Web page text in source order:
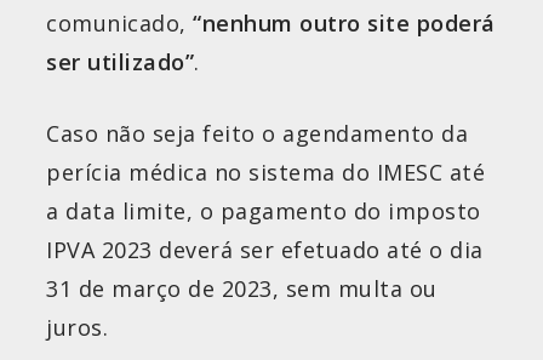
comunicado, “nenhum outro site poderá
ser utilizado”.
Caso não seja feito o agendamento da
perícia médica no sistema do IMESC até
a data limite, o pagamento do imposto
IPVA 2023 deverá ser efetuado até o dia
31 de março de 2023, sem multa ou
juros.